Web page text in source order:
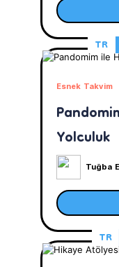
TR
Esnek Takvim
Yolculuk
Tuğba
TR